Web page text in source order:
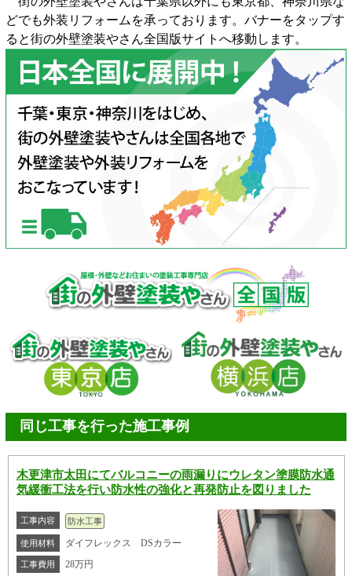
どでも外装リフォームを承っております。バナーをタップす
ると街の外壁塗装やさん全国版サイトへ移動します。
同じ工事を行った施工事例
木更津市太田にてバルコニーの雨漏りにウレタン塗膜防水通
気緩衝工法を行い防水性の強化と再発防止を図りました
工事内容 防水工事
使用材料 ダイフレックス DSカラー
工事費用 28万円